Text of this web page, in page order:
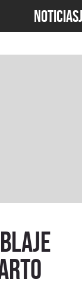
NOTICIAS